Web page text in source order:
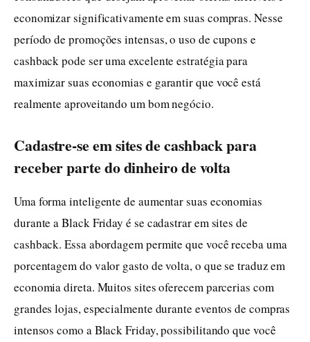
economizar significativamente em suas compras. Nesse
período de promoções intensas, o uso de cupons e
cashback pode ser uma excelente estratégia para
maximizar suas economias e garantir que você está
realmente aproveitando um bom negócio.
Cadastre-se em sites de cashback para
receber parte do dinheiro de volta
Uma forma inteligente de aumentar suas economias
durante a Black Friday é se cadastrar em sites de
cashback. Essa abordagem permite que você receba uma
porcentagem do valor gasto de volta, o que se traduz em
economia direta. Muitos sites oferecem parcerias com
grandes lojas, especialmente durante eventos de compras
intensos como a Black Friday, possibilitando que você